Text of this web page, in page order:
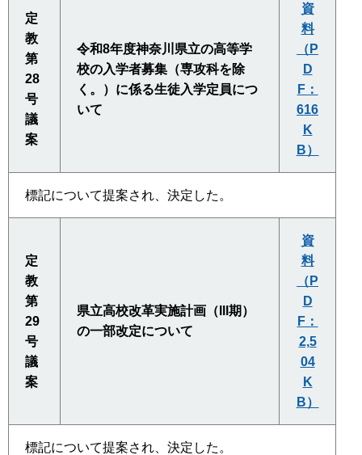
定
教
第
28
号
議
案
令和8年度神奈川県立の高等学
校の入学者募集（専攻科を除
く。）に係る生徒入学定員につ
いて
資
料
（P
D
F：
616
K
B）
標記について提案され、決定した。
定
教
第
29
号
議
案
県立高校改革実施計画（lll期）
の一部改定について
資
料
（P
D
F：
2,5
04
K
B）
標記について提案され、決定した。